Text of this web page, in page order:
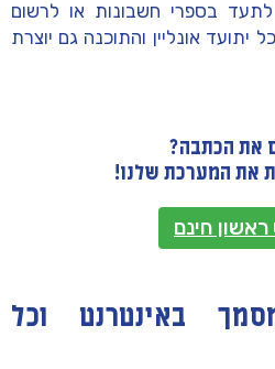
בספרי חשבונות או לרשום
יתועד אונליין והתוכנה גם יוצרת
את הכתבה?
את המערכת שלנו!
חינם
באינטרנט וכל